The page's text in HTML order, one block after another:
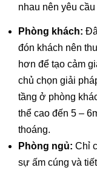
nhau nên yêu
Phòng khách:
đón khách nên
hơn để tạo cảm
chủ chọn giải
tầng ở phòng
thể cao đến 5 –
thoáng.
Phòng ngủ: Chỉ
sự ấm cúng và